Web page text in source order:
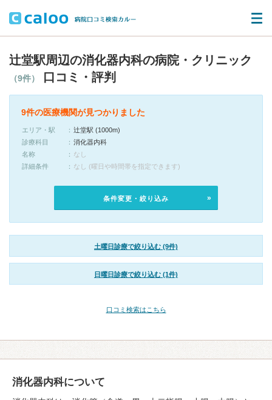
辻堂駅周辺の消化器内科の病院・クリニック
（9件） 口コミ・評判
9件の医療機関が見つかりました
エリア・駅
辻堂駅 (1000m)
診療科目
消化器内科
名称
なし
詳細条件
なし (曜日や時間帯を指定できます)
条件変更・絞り込み
土曜日診療で絞り込む (9件)
日曜日診療で絞り込む (1件)
口コミ検索はこちら
消化器内科について